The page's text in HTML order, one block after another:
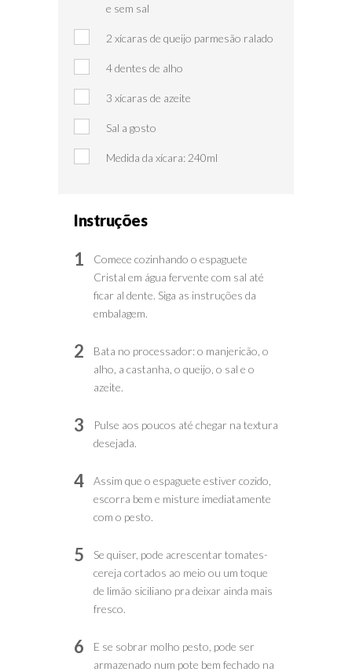
e sem sal
2 xícaras de queijo parmesão ralado
4 dentes de alho
3 xícaras de azeite
Sal a gosto
Medida da xícara: 240ml
Instruções
1
Comece cozinhando o espaguete
Cristal em água fervente com sal até
ficar al dente. Siga as instruções da
embalagem.
2
Bata no processador: o manjericão, o
alho, a castanha, o queijo, o sal e o
azeite.
3
Pulse aos poucos até chegar na textura
desejada.
4
Assim que o espaguete estiver cozido,
escorra bem e misture imediatamente
com o pesto.
5
Se quiser, pode acrescentar tomates-
cereja cortados ao meio ou um toque
de limão siciliano pra deixar ainda mais
fresco.
6
E se sobrar molho pesto, pode ser
armazenado num pote bem fechado na